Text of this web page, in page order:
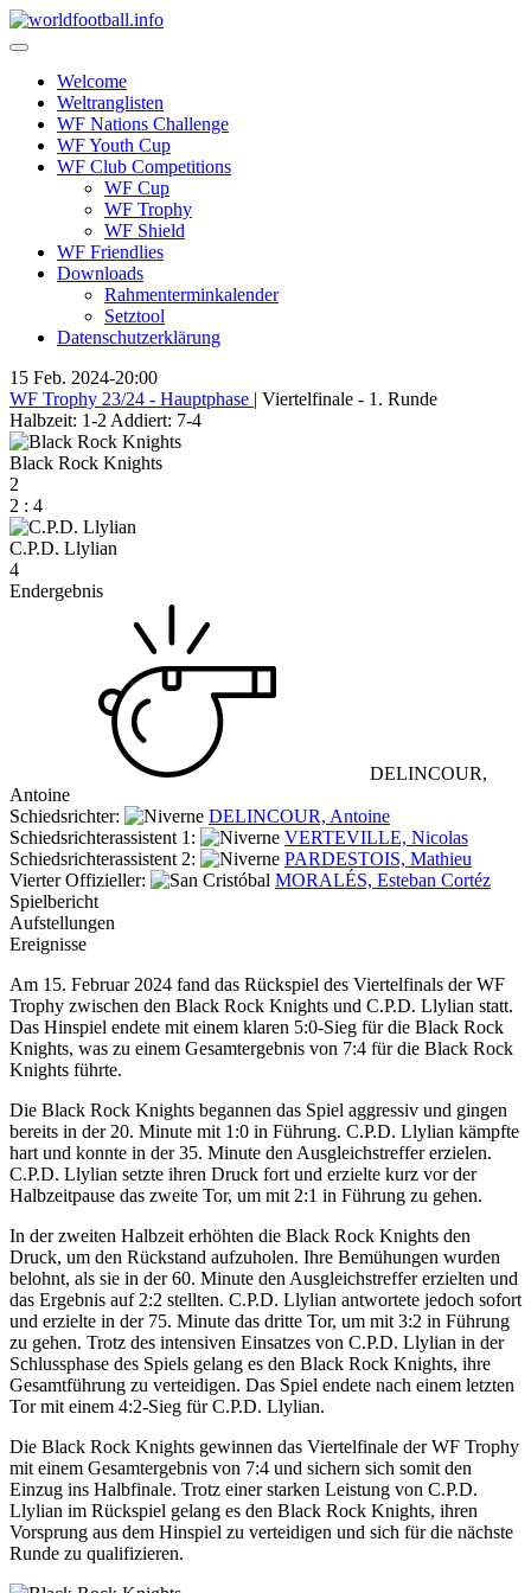
Skip
to
Welcome
Weltranglisten
WF Nations Challenge
WF Youth Cup
WF Club Competitions
WF Cup
WF Trophy
WF Shield
WF Friendlies
Downloads
Rahmenterminkalender
Setztool
Datenschutzerklärung
15 Feb. 2024-20:00
WF Trophy 23/24 - Hauptphase | Viertelfinale - 1. Runde
Halbzeit: 1-2 Addiert: 7-4
Black Rock Knights
2
2 : 4
C.P.D. Llylian
4
Endergebnis
DELINCOUR,
Antoine
Schiedsrichter:
DELINCOUR, Antoine
Schiedsrichterassistent 1:
VERTEVILLE, Nicolas
Schiedsrichterassistent 2:
PARDESTOIS, Mathieu
Vierter Offizieller:
MORALÉS, Esteban Cortéz
Spielbericht
Aufstellungen
Ereignisse
Am 15. Februar 2024 fand das Rückspiel des Viertelfinals der WF
Trophy zwischen den Black Rock Knights und C.P.D. Llylian statt.
Das Hinspiel endete mit einem klaren 5:0-Sieg für die Black Rock
Knights, was zu einem Gesamtergebnis von 7:4 für die Black Rock
Knights führte.
Die Black Rock Knights begannen das Spiel aggressiv und gingen
bereits in der 20. Minute mit 1:0 in Führung. C.P.D. Llylian kämpfte
hart und konnte in der 35. Minute den Ausgleichstreffer erzielen.
C.P.D. Llylian setzte ihren Druck fort und erzielte kurz vor der
Halbzeitpause das zweite Tor, um mit 2:1 in Führung zu gehen.
In der zweiten Halbzeit erhöhten die Black Rock Knights den
Druck, um den Rückstand aufzuholen. Ihre Bemühungen wurden
belohnt, als sie in der 60. Minute den Ausgleichstreffer erzielten und
das Ergebnis auf 2:2 stellten. C.P.D. Llylian antwortete jedoch sofort
und erzielte in der 75. Minute das dritte Tor, um mit 3:2 in Führung
zu gehen. Trotz des intensiven Einsatzes von C.P.D. Llylian in der
Schlussphase des Spiels gelang es den Black Rock Knights, ihre
Gesamtführung zu verteidigen. Das Spiel endete nach einem letzten
Tor mit einem 4:2-Sieg für C.P.D. Llylian.
Die Black Rock Knights gewinnen das Viertelfinale der WF Trophy
mit einem Gesamtergebnis von 7:4 und sichern sich somit den
Einzug ins Halbfinale. Trotz einer starken Leistung von C.P.D.
Llylian im Rückspiel gelang es den Black Rock Knights, ihren
Vorsprung aus dem Hinspiel zu verteidigen und sich für die nächste
Runde zu qualifizieren.